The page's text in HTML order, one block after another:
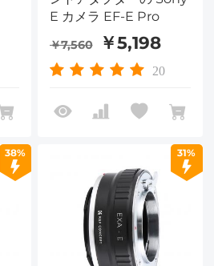
E カメラ EF-E Pro
￥7,560 ￥5,198
20
38% 31%